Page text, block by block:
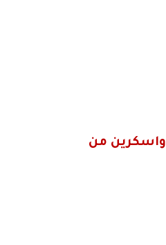
من فضلك تواصل معانا لاستلام المحتوي الخاص بحضرتك واتساب علي الرقم ده 01108392771 ارسل الكود 5000 واسكرين من